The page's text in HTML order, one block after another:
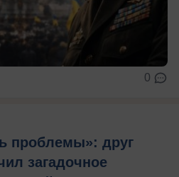
0
проблемы»: друг
загадочное